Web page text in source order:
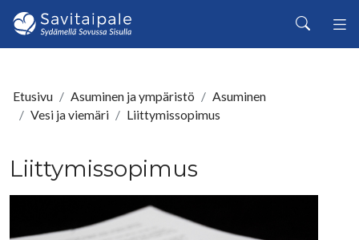
Siirry pääsisältöön
Haku
Etusivu Asuminen ja ympäristö
Asuminen
Vesi ja viemäri
Liittymissopimus
Liittymissopimus